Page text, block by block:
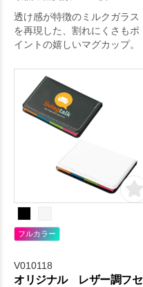
透け感が特徴のミルクガラス
を再現した、割れにくさもポ
イントの嬉しいマグカップ。
フルカラー
V010118
オリジナル レザー調フセ